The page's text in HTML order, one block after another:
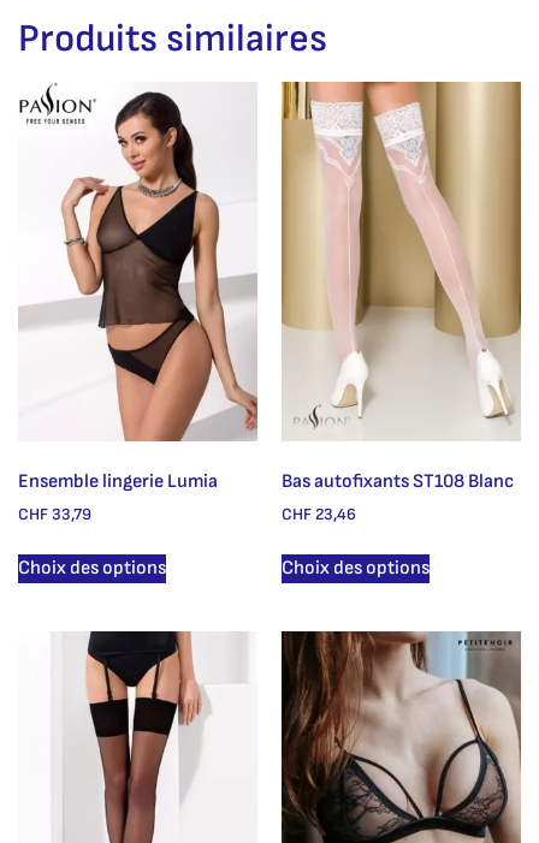
Produits similaires
Ensemble lingerie Lumia
CHF 33,79
Choix des options
Bas autofixants ST108 Blanc
CHF 23,46
Choix des options